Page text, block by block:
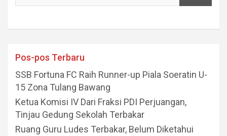
Pos-pos Terbaru
SSB Fortuna FC Raih Runner-up Piala Soeratin U-
15 Zona Tulang Bawang
Ketua Komisi IV Dari Fraksi PDI Perjuangan,
Tinjau Gedung Sekolah Terbakar
Ruang Guru Ludes Terbakar, Belum Diketahui